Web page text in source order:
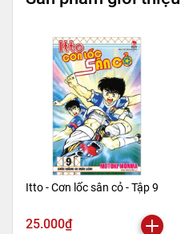
Itto - Cơn lốc sân cỏ - Tập 9
25.000₫